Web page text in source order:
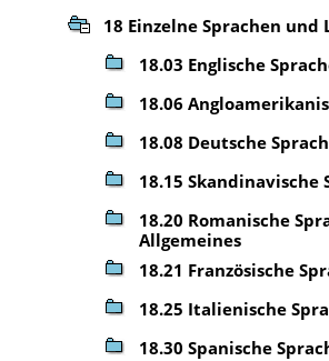
18 Einzelne Sprachen
18.03 Englische
18.06
18.08 Deutsche
18.15
18.20 Romanische
Allgemeines
18.21 Französische
18.25 Italienische
18.30 Spanische